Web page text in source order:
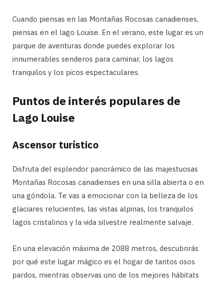
Cuando piensas en las Montañas Rocosas canadienses,
piensas en el lago Louise. En el verano, este lugar es un
parque de aventuras donde puedes explorar los
innumerables senderos para caminar, los lagos
tranquilos y los picos espectaculares.
Puntos de interés populares de
Lago Louise
Ascensor turístico
Disfruta del esplendor panorámico de las majestuosas
Montañas Rocosas canadienses en una silla abierta o en
una góndola. Te vas a emocionar con la belleza de los
glaciares relucientes, las vistas alpinas, los tranquilos
lagos cristalinos y la vida silvestre realmente salvaje.
En una elevación máxima de 2088 metros, descubrirás
por qué este lugar mágico es el hogar de tantos osos
pardos, mientras observas uno de los mejores hábitats